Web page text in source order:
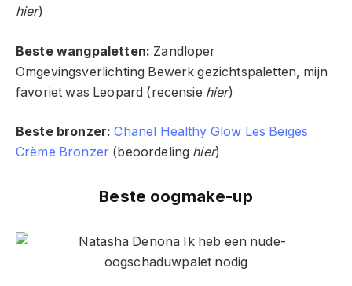
hier)
Beste wangpaletten: Zandloper
Omgevingsverlichting Bewerk gezichtspaletten, mijn
favoriet was Leopard (recensie hier)
Beste bronzer: Chanel Healthy Glow Les Beiges
Crème Bronzer (beoordeling hier)
Beste oogmake-up